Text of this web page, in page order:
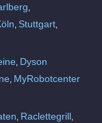
Stuttgart
Dyson
MyRobotcenter
Raclettegrill